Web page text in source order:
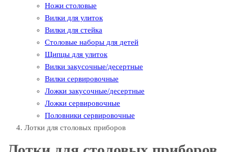
Ножи столовые
Вилки для улиток
Вилки для стейка
Столовые наборы для детей
Щипцы для улиток
Вилки закусочные/десертные
Вилки сервировочные
Ложки закусочные/десертные
Ложки сервировочные
Половники сервировочные
Лотки для столовых приборов